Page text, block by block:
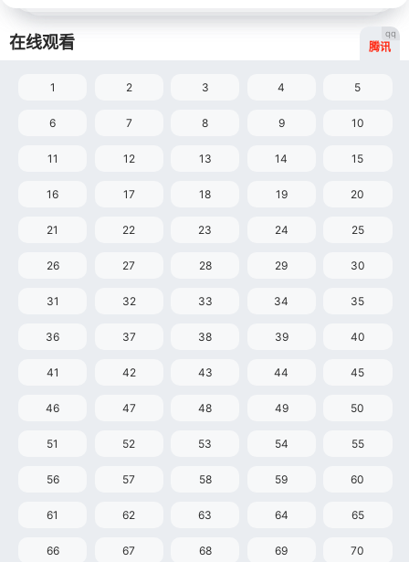
大局、胸襟广阔、英勇无畏、坚韧不拔、重信重义等中华民族
优秀的意志品质和精神传统；展现了人文哲思、军政战略、内
外策谋、兵法阵法等中国文化中博大精深的文化和智慧；洋溢
京、曹操刺董”开篇，历经了“诸侯会盟伐董卓”、“貂蝉献身除
国贼”、“群雄逐鹿夺徐州”、“官渡大战争北方”、“火烧赤壁定三
在线观看 腾讯
qq
1 2 3 4 5
6 7 8 9 10
11 12 13 14 15
16 17 18 19 20
21 22 23 24 25
26 27 28 29 30
31 32 33 34 35
36 37 38 39 40
41 42 43 44 45
46 47 48 49 50
51 52 53 54 55
56 57 58 59 60
61 62 63 64 65
66 67 68 69 70